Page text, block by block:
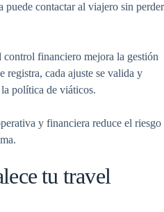
puede contactar al viajero sin perder
financiero mejora la gestión
registra, cada ajuste se valida y
política de viáticos.
y financiera reduce el riesgo
tu travel